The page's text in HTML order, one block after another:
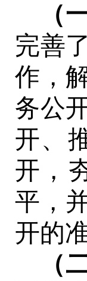
（
完善
作，
务公
开、
开 ，
平 ，
开的
（